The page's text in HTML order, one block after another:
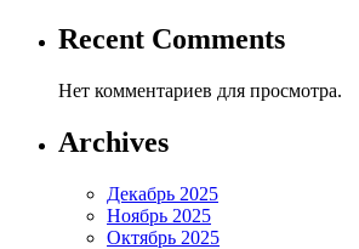
Recent Comments
Нет комментариев для просмотра.
Archives
Декабрь 2025
Ноябрь 2025
Октябрь 2025